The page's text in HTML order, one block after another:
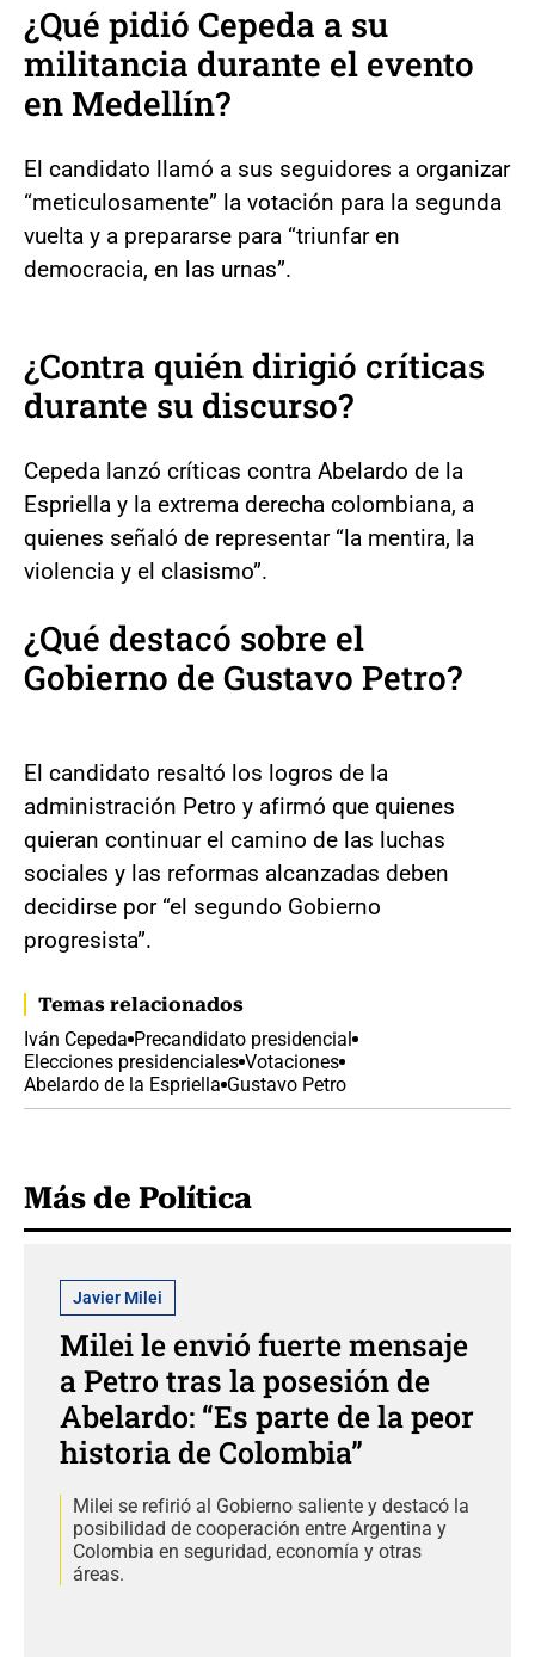
¿Qué pidió Cepeda a su
militancia durante el evento
en Medellín?
El candidato llamó a sus seguidores a organizar
“meticulosamente” la votación para la segunda
vuelta y a prepararse para “triunfar en
democracia, en las urnas”.
¿Contra quién dirigió críticas
durante su discurso?
Cepeda lanzó críticas contra Abelardo de la
Espriella y la extrema derecha colombiana, a
quienes señaló de representar “la mentira, la
violencia y el clasismo”.
¿Qué destacó sobre el
Gobierno de Gustavo Petro?
El candidato resaltó los logros de la
administración Petro y afirmó que quienes
quieran continuar el camino de las luchas
sociales y las reformas alcanzadas deben
decidirse por “el segundo Gobierno
progresista”.
Temas relacionados
Iván Cepeda Precandidato presidencial
Elecciones presidenciales Votaciones
Abelardo de la Espriella Gustavo Petro
Más de Política
Javier Milei
Milei le envió fuerte mensaje
a Petro tras la posesión de
Abelardo: “Es parte de la peor
historia de Colombia”
Milei se refirió al Gobierno saliente y destacó la
posibilidad de cooperación entre Argentina y
Colombia en seguridad, economía y otras
áreas.